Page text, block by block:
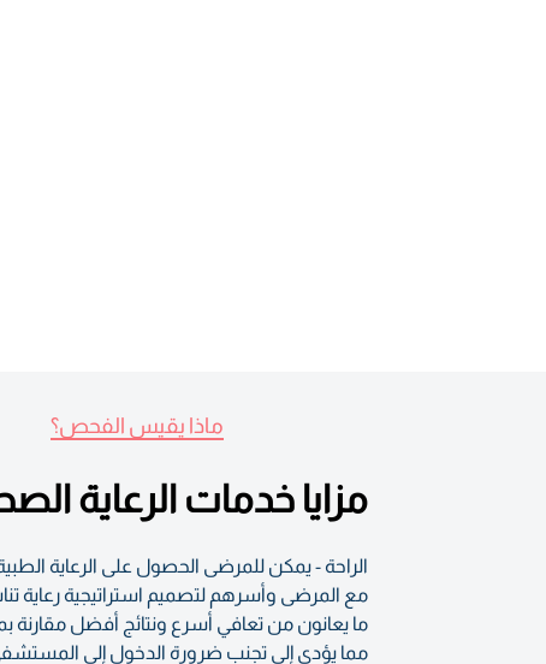
ماذا يقيس الفحص؟
مزايا خدمات الرعاية
الراحة - يمكن للمرضى الحصول على الرعاية
مع المرضى وأسرهم لتصميم استراتيجية رعاية
ما يعانون من تعافي أسرع ونتائج أفضل مقارنة
مما يؤدي إلى تجنب ضرورة الدخول إلى المستشفى